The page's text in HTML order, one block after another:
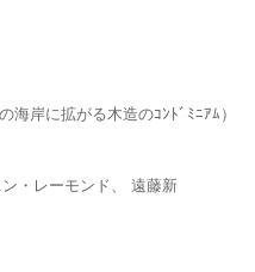
海岸に拡がる木造のｺﾝﾄﾞﾐﾆｱﾑ）
・レーモンド、 遠藤新